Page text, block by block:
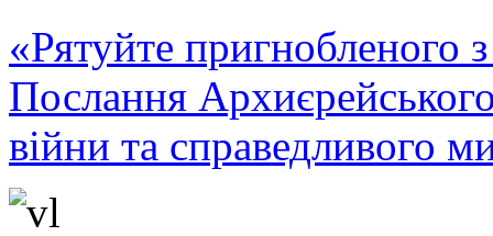
«Рятуйте пригнобленого
Послання
війни та справедливого